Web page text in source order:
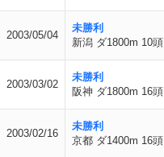
2003/05/04
未勝利
新潟 ダ1800m 10頭
2003/03/02
未勝利
阪神 ダ1800m 16頭
2003/02/16
未勝利
京都 ダ1400m 16頭